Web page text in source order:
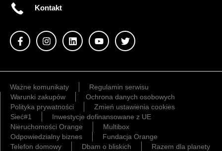
Kontakt
Ważne komunikaty
Regulamin serwisu
Warunki zakupów
Ochrona danych osobowych
Polityka prywatności
Zmień ustawienia cookies
Sieć#1
Inwestycje dofinansowane z UE
Nieruchomości Orange
Multibox
Odpowiedzialny biznes
Fundacja Orange
Telefon domowy
Dbam o bliskich Razem dla planety